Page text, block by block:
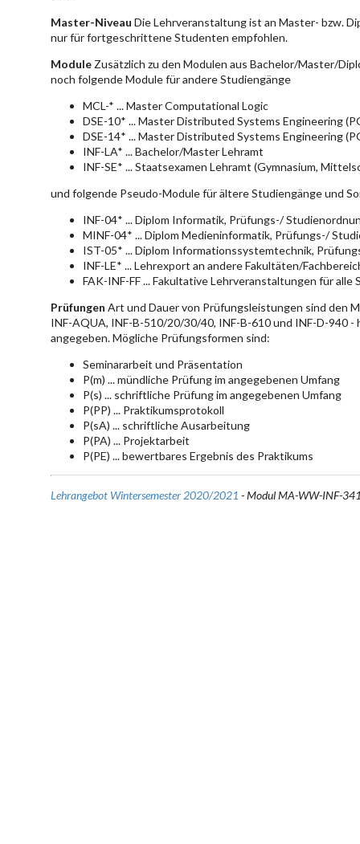
Master-Niveau Die Lehrveranstaltung ist an Master- bzw.
nur für fortgeschrittene Studenten empfohlen.
Module Zusätzlich zu den Modulen aus Bachelor/Master/
noch folgende Module für andere Studiengänge
MCL-* ... Master Computational Logic
DSE-10* ... Master Distributed Systems Engineering
DSE-14* ... Master Distributed Systems Engineering
INF-LA* ... Bachelor/Master Lehramt
INF-SE* ... Staatsexamen Lehramt (Gymnasium,
und folgende Pseudo-Module für ältere Studiengänge und
INF-04* ... Diplom Informatik, Prüfungs-/
MINF-04* ... Diplom Medieninformatik, Prüfungs-/
IST-05* ... Diplom Informationssystemtechnik,
INF-LE* ... Lehrexport an andere Fakultäten/
FAK-INF-FF ... Fakultative Lehrveranstaltungen für
Prüfungen Art und Dauer von Prüfungsleistungen sind den
INF-AQUA, INF-B-510/20/30/40, INF-B-610 und INF-D-940
angegeben. Mögliche Prüfungsformen sind:
Seminararbeit und Präsentation
P(m) ... mündliche Prüfung im angegebenen Umfang
P(s) ... schriftliche Prüfung im angegebenen Umfang
P(PP) ... Praktikumsprotokoll
P(sA) ... schriftliche Ausarbeitung
P(PA) ... Projektarbeit
P(PE) ... bewertbares Ergebnis des Praktikums
Lehrangebot Wintersemester 2020/2021 - Modul MA-WW-INF-